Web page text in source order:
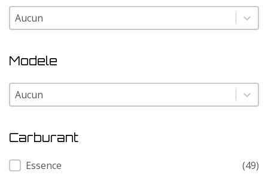
Marque
Marque
Modele
Modele
Modele
Carburant
Carburant
Essence
(49)